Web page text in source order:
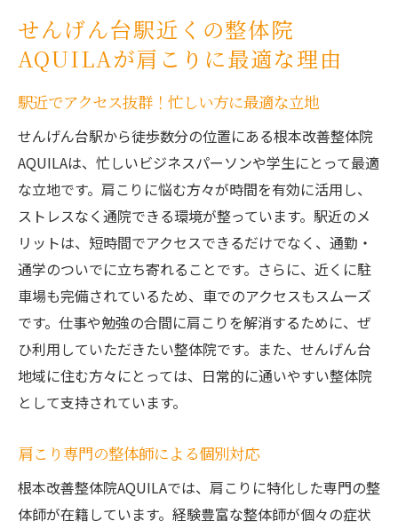
せんげん台駅近くの整体院
AQUILAが肩こりに最適な理由
駅近でアクセス抜群！忙しい方に最適な立地
せんげん台駅から徒歩数分の位置にある根本改善整体院
AQUILAは、忙しいビジネスパーソンや学生にとって最適
な立地です。肩こりに悩む方々が時間を有効に活用し、
ストレスなく通院できる環境が整っています。駅近のメ
リットは、短時間でアクセスできるだけでなく、通勤・
通学のついでに立ち寄れることです。さらに、近くに駐
車場も完備されているため、車でのアクセスもスムーズ
です。仕事や勉強の合間に肩こりを解消するために、ぜ
ひ利用していただきたい整体院です。また、せんげん台
地域に住む方々にとっては、日常的に通いやすい整体院
として支持されています。
肩こり専門の整体師による個別対応
根本改善整体院AQUILAでは、肩こりに特化した専門の整
体師が在籍しています。経験豊富な整体師が個々の症状